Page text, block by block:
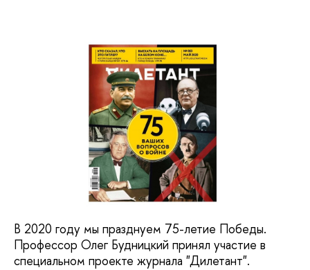
В 2020 году мы празднуем 75-летие Победы.
Профессор Олег Будницкий принял участие в
специальном проекте журнала "Дилетант".